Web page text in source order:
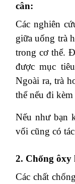
cân:
Các nghiên
giữa uống trà
trong cơ thể.
được mục
Ngoài ra, trà
thể nếu đi
Nếu như bạn
vối cũng có
2. Chống ôxy
Các chất